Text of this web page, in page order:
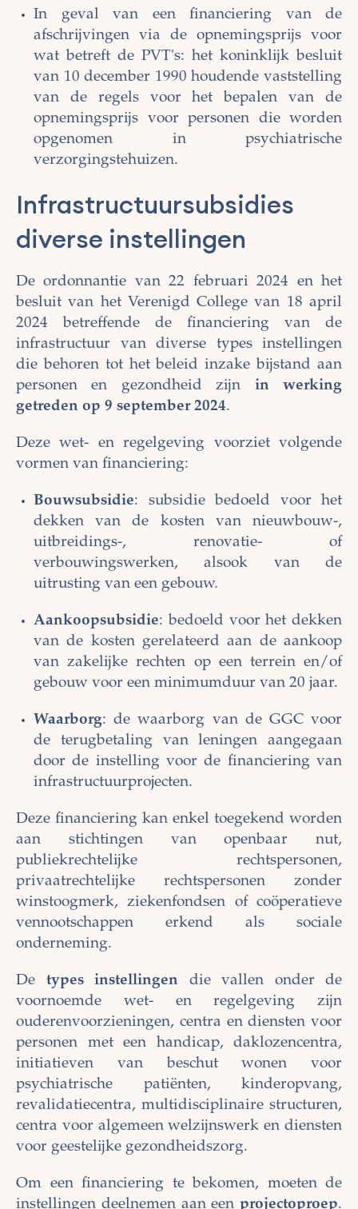
In geval van een financiering van de
afschrijvingen via de opnemingsprijs voor
wat betreft de PVT's: het koninklijk besluit
van 10 december 1990 houdende vaststelling
van de regels voor het bepalen van de
opnemingsprijs voor personen die worden
opgenomen in psychiatrische
verzorgingstehuizen.
Infrastructuursubsidies
diverse instellingen
De ordonnantie van 22 februari 2024 en het
besluit van het Verenigd College van 18 april
2024 betreffende de financiering van de
infrastructuur van diverse types instellingen
die behoren tot het beleid inzake bijstand aan
personen en gezondheid zijn in werking
getreden op 9 september 2024.
Deze wet- en regelgeving voorziet volgende
vormen van financiering:
Bouwsubsidie: subsidie bedoeld voor het
dekken van de kosten van nieuwbouw-,
uitbreidings-, renovatie- of
verbouwingswerken, alsook van de
uitrusting van een gebouw.
Aankoopsubsidie: bedoeld voor het dekken
van de kosten gerelateerd aan de aankoop
van zakelijke rechten op een terrein en/of
gebouw voor een minimumduur van 20 jaar.
Waarborg: de waarborg van de GGC voor
de terugbetaling van leningen aangegaan
door de instelling voor de financiering van
infrastructuurprojecten.
Deze financiering kan enkel toegekend worden
aan stichtingen van openbaar nut,
publiekrechtelijke rechtspersonen,
privaatrechtelijke rechtspersonen zonder
winstoogmerk, ziekenfondsen of coöperatieve
vennootschappen erkend als sociale
onderneming.
De types instellingen die vallen onder de
voornoemde wet- en regelgeving zijn
ouderenvoorzieningen, centra en diensten voor
personen met een handicap, daklozencentra,
initiatieven van beschut wonen voor
psychiatrische patiënten, kinderopvang,
revalidatiecentra, multidisciplinaire structuren,
centra voor algemeen welzijnswerk en diensten
voor geestelijke gezondheidszorg.
Om een financiering te bekomen, moeten de
instellingen deelnemen aan een projectoproep.